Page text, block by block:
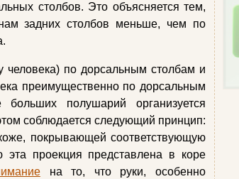
столбов. Это объясняется тем,
задних столбов меньше, чем по
по дорсальным столбам и
преимущественно по дорсальным
полушарий организуется
соблюдается следующий принцип:
покрывающей соответствующую
проекция представлена в коре
на то, что руки, особенно